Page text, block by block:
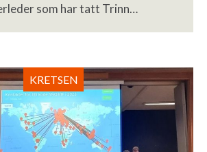
som har tatt Trinn…
KRETSEN